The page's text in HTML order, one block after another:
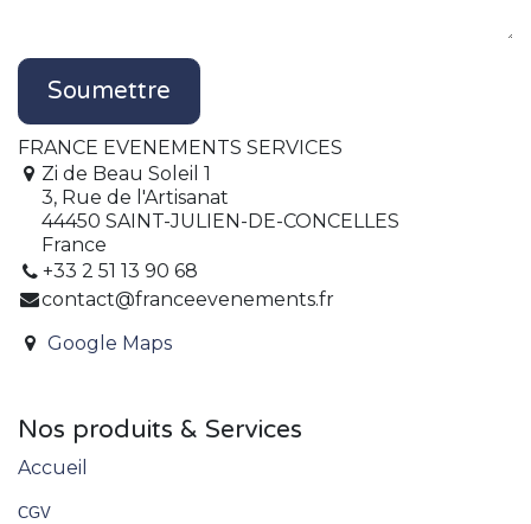
Soumettre
FRANCE EVENEMENTS SERVICES
Zi de Beau Soleil 1
3, Rue de l'Artisanat
44450 SAINT-JULIEN-DE-CONCELLES
France
+33 2 51 13 90 68
contact@franceevenements.fr
Google Maps
Nos produits & Services
Accueil
CGV